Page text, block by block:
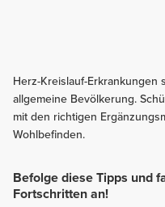
Herz-Kreislauf-Erkrankungen
allgemeine Bevölkerung.
mit den richtigen
Wohlbefinden.
Befolge diese Tipps und
Fortschritten an!